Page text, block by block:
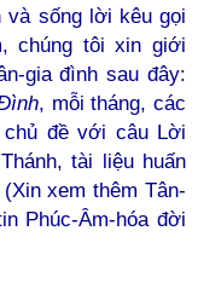
sống lời kêu gọi
chúng tôi xin giới
gia đình sau đây:
, mỗi tháng, các
đề với câu Lời
tài liệu huấn
xem thêm Tân-
Phúc-Âm-hóa đời